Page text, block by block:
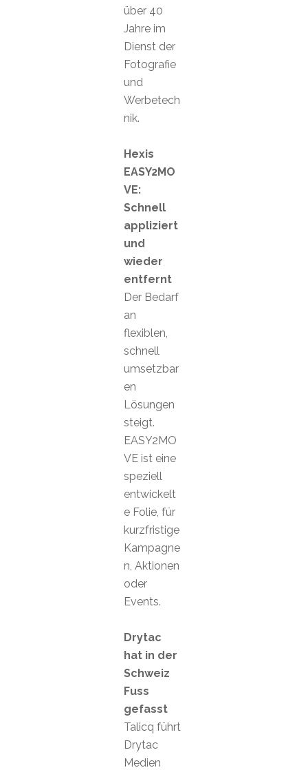
über 40
Jahre im
Dienst der
Fotografie
und
Werbetech
nik.
Hexis
EASY2MO
VE:
Schnell
appliziert
und
wieder
entfernt
Der Bedarf
an
flexiblen,
schnell
umsetzbar
en
Lösungen
steigt.
EASY2MO
VE ist eine
speziell
entwickelt
e Folie, für
kurzfristige
Kampagne
n, Aktionen
oder
Events.
Drytac
hat in der
Schweiz
Fuss
gefasst
Talicq führt
Drytac
Medien